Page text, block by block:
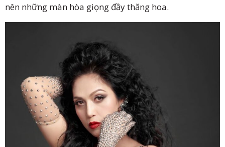
nên những màn hòa giọng đầy thăng hoa.